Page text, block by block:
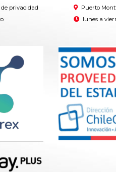
privacidad
Puerto
lunes a